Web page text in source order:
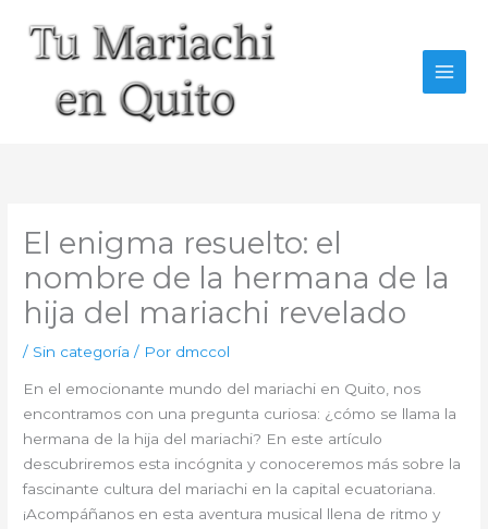
contenido
El enigma resuelto: el
nombre de la hermana de la
hija del mariachi revelado
/ Sin categoría / Por dmccol
En el emocionante mundo del mariachi en Quito, nos
encontramos con una pregunta curiosa: ¿cómo se llama la
hermana de la hija del mariachi? En este artículo
descubriremos esta incógnita y conoceremos más sobre la
fascinante cultura del mariachi en la capital ecuatoriana.
¡Acompáñanos en esta aventura musical llena de ritmo y